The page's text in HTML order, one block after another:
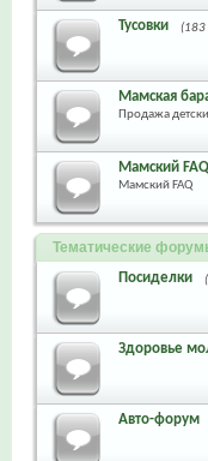
Тусовки
Мамская
Продажа
Мамский FAQ
Мамский FAQ
Тематические
Посиделки
Здоровье
Авто-форум